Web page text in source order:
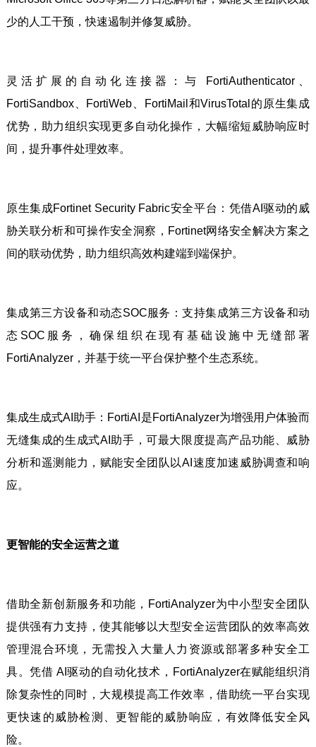
少的人工干预，快速遏制并修复威胁。
灵活扩展的自动化连接器：与 FortiAuthenticator、
FortiSandbox、FortiWeb、FortiMail和VirusTotal的原生集成
优势，助力组织实现更多自动化操作，大幅缩短威胁响应时
间，提升事件处理效率。
原生集成Fortinet Security Fabric安全平台：凭借AI驱动的威
胁关联分析和可操作安全洞察，Fortinet网络安全解决方案之
间的联动优势，助力组织高效构建端到端保护。
集成第三方设备和动态SOC服务：支持集成第三方设备和动
态SOC服务，确保组织在现有基础设施中无缝部署
FortiAnalyzer，并基于统一平台保护整个生态系统。
集成生成式AI助手：FortiAI是FortiAnalyzer为增强用户体验而
无缝集成的生成式AI助手，可最大限度提高产品功能、威胁
分析和遥测能力，赋能安全团队以AI速度加速威胁调查和响
应。
更智能的安全运营之道
借助全新创新服务和功能，FortiAnalyzer为中小型安全团队
提供强有力支持，使其能够以大型安全运营团队的效率高效
管理混合环境，无需投入大量人力资源或部署多种安全工
具。凭借 AI驱动的自动化技术，FortiAnalyzer在赋能组织消
除复杂性的同时，大规模提高工作效率，借助统一平台实现
更快速的威胁检测、更智能的威胁响应，有效降低安全风
险。